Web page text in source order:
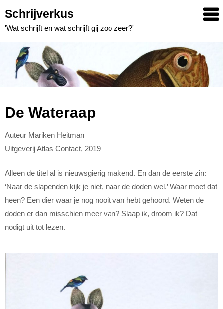
to
content
Schrijverkus
'Wat schrijft en wat schrijft gij zoo zeer?'
De Wateraap
Auteur Mariken Heitman
Uitgeverij Atlas Contact, 2019
Alleen de titel al is nieuwsgierig makend. En dan de eerste zin:
‘Naar de slapenden kijk je niet, naar de doden wel.’ Waar moet dat
heen? Een dier waar je nog nooit van hebt gehoord. Weten de
doden er dan misschien meer van? Slaap ik, droom ik? Dat
nodigt uit tot lezen.